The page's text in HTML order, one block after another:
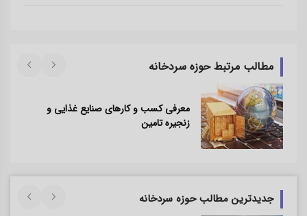
مطالب مرتبط حوزه سردخانه
معرفی کسب و کارهای صنایع غذایی و
زنجیره تامین
جدیدترین مطالب حوزه سردخانه